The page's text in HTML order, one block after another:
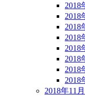
2018
2018
2018
2018
2018
2018
2018
2018
2018年11月